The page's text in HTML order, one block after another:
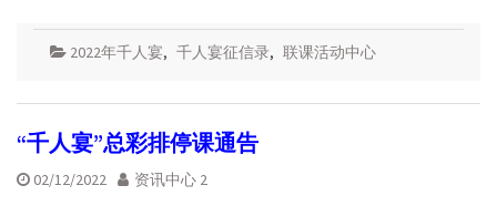
2022年千人宴, 千人宴征信录, 联课活动中心
“千人宴”总彩排停课通告
02/12/2022 资讯中心 2